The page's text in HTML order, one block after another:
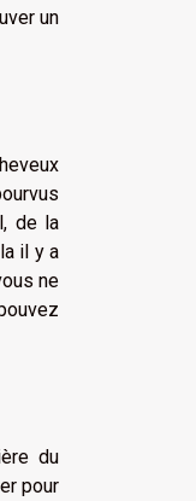
un
de la
il y a
ne
du
pour